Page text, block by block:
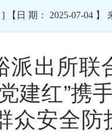
] 【日 期： 2025-07-04
派出所联
建红”携
众安全